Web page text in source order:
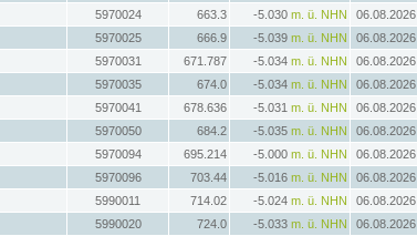
5970024 663.3 -5.030 m. ü. NHN 06.08.2026
5970025 666.9 -5.039 m. ü. NHN 06.08.2026
5970031 671.787 -5.034 m. ü. NHN 06.08.2026
5970035 674.0 -5.034 m. ü. NHN 06.08.2026
5970041 678.636 -5.031 m. ü. NHN 06.08.2026
5970050 684.2 -5.035 m. ü. NHN 06.08.2026
5970094 695.214 -5.000 m. ü. NHN 06.08.2026
5970096 703.44 -5.016 m. ü. NHN 06.08.2026
5990011 714.02 -5.024 m. ü. NHN 06.08.2026
5990020 724.0 -5.033 m. ü. NHN 06.08.2026